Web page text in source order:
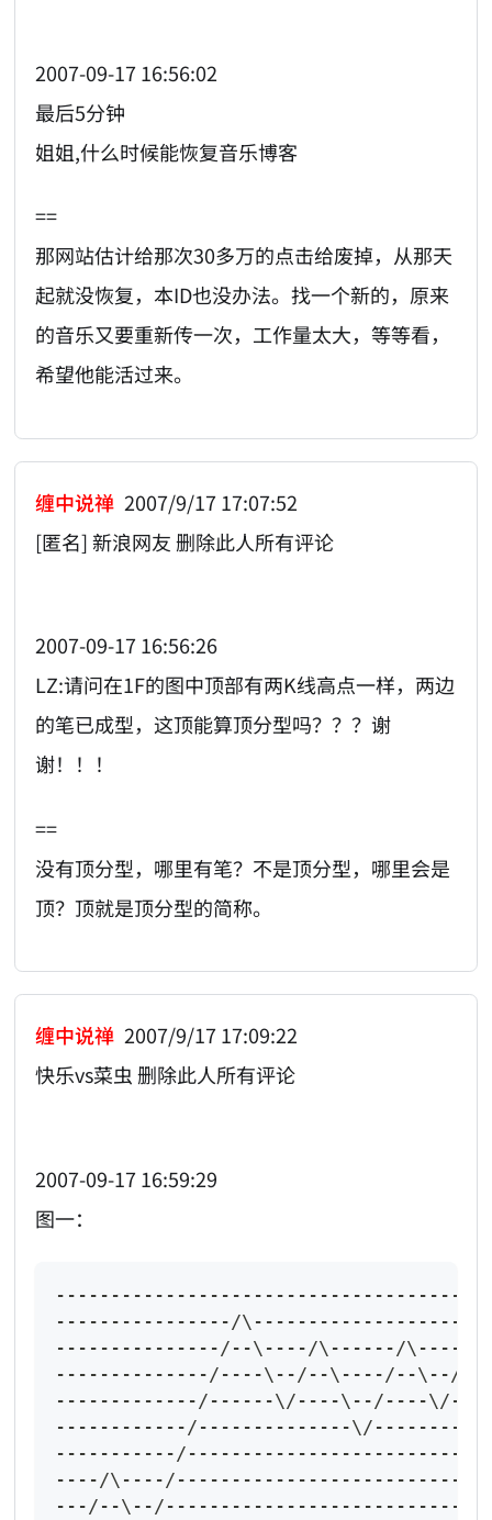
2007-09-17 16:56:02
最后5分钟
姐姐,什么时候能恢复音乐博客
==
那网站估计给那次30多万的点击给废掉，从那天
起就没恢复，本ID也没办法。找一个新的，原来
的音乐又要重新传一次，工作量太大，等等看，
希望他能活过来。
缠中说禅 2007/9/17 17:07:52
[匿名] 新浪网友 删除此人所有评论
2007-09-17 16:56:26
LZ:请问在1F的图中顶部有两K线高点一样，两边
的笔已成型，这顶能算顶分型吗？？？谢
谢！！！
==
没有顶分型，哪里有笔？不是顶分型，哪里会是
顶？顶就是顶分型的简称。
缠中说禅 2007/9/17 17:09:22
快乐vs菜虫 删除此人所有评论
2007-09-17 16:59:29
图一：
----------------/
---------------/--\----/\------/
--------------/----\--/--\----/--
-------------/------\/----\--/----
------------/--------------
----/
---/--